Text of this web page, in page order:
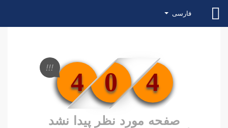
فارسی
4 0 4
!!!
صفحه مورد نظر پیدا نشد